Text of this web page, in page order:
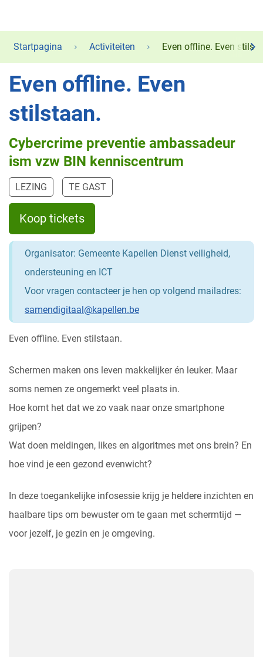
Startpagina Activiteiten Even offline. Even
Even offline. Even
stilstaan.
Cybercrime preventie ambassadeur
ism vzw BIN kenniscentrum
LEZING TE GAST
Koop tickets
Organisator: Gemeente Kapellen Dienst veiligheid,
ondersteuning en ICT
Voor vragen contacteer je hen op volgend mailadres:
samendigitaal@kapellen.be
Even offline. Even stilstaan.
Schermen maken ons leven makkelijker én leuker. Maar
soms nemen ze ongemerkt veel plaats in.
Hoe komt het dat we zo vaak naar onze smartphone
grijpen?
Wat doen meldingen, likes en algoritmes met ons brein? En
hoe vind je een gezond evenwicht?
In deze toegankelijke infosessie krijg je heldere inzichten en
haalbare tips om bewuster om te gaan met schermtijd —
voor jezelf, je gezin en je omgeving.